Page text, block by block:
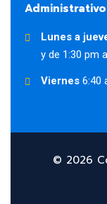
Lunes a
y de 1:30 pm
Viernes6:40
© 2026